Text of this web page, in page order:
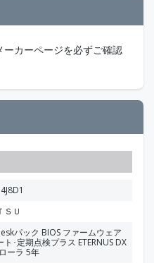
カーページを必ずご確認
ＳＵ
パック BIOS ファームウェア
ト･定期点検プラス ETERNUS DX
ーラ 5年